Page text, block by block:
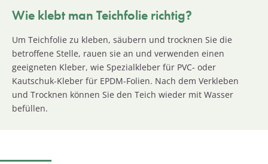
Wie klebt man Teichfolie richtig?
Um Teichfolie zu kleben, säubern und trocknen Sie die
betroffene Stelle, rauen sie an und verwenden einen
geeigneten Kleber, wie Spezialkleber für PVC- oder
Kautschuk-Kleber für EPDM-Folien. Nach dem Verkleben
und Trocknen können Sie den Teich wieder mit Wasser
befüllen.